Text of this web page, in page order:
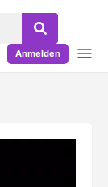
Anmelden